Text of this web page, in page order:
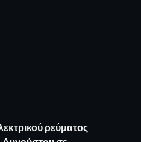
ρεύματος